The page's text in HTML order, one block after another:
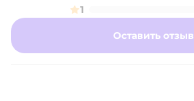
1
Оставить отзыв